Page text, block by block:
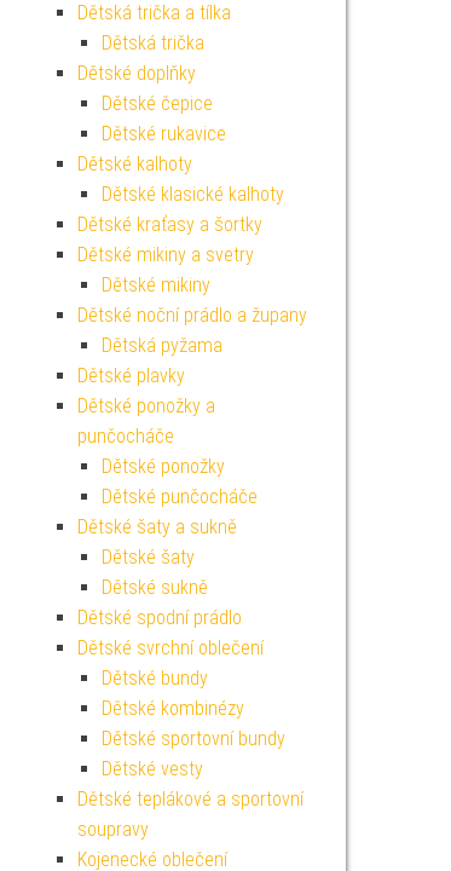
Dětská trička a tílka
Dětská trička
Dětské doplňky
Dětské čepice
Dětské rukavice
Dětské kalhoty
Dětské klasické kalhoty
Dětské kraťasy a šortky
Dětské mikiny a svetry
Dětské mikiny
Dětské noční prádlo a župany
Dětská pyžama
Dětské plavky
Dětské ponožky a
punčocháče
Dětské ponožky
Dětské punčocháče
Dětské šaty a sukně
Dětské šaty
Dětské sukně
Dětské spodní prádlo
Dětské svrchní oblečení
Dětské bundy
Dětské kombinézy
Dětské sportovní bundy
Dětské vesty
Dětské teplákové a sportovní
soupravy
Kojenecké oblečení